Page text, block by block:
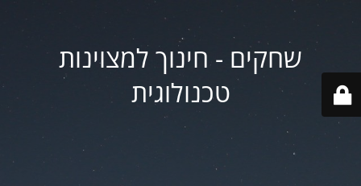
שחקים - חינוך למצוינות
טכנולוגית